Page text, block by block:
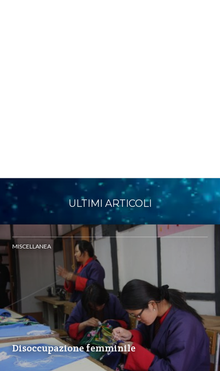
ULTIMI ARTICOLI
MISCELLANEA
Disoccupazione femminile